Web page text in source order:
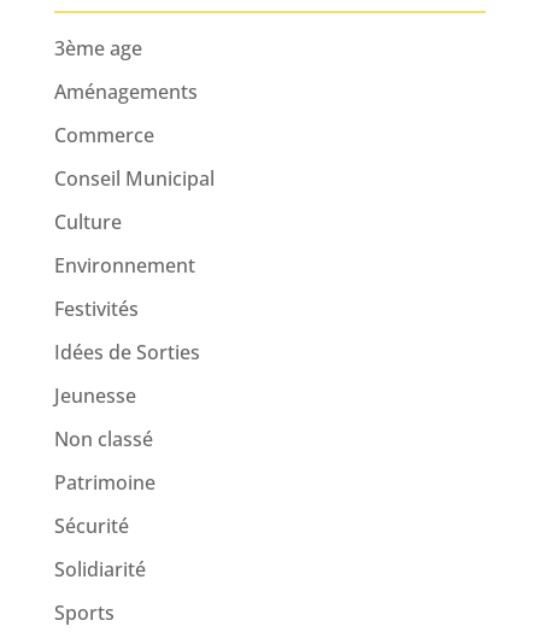
3ème age
Aménagements
Commerce
Conseil Municipal
Culture
Environnement
Festivités
Idées de Sorties
Jeunesse
Non classé
Patrimoine
Sécurité
Solidiarité
Sports